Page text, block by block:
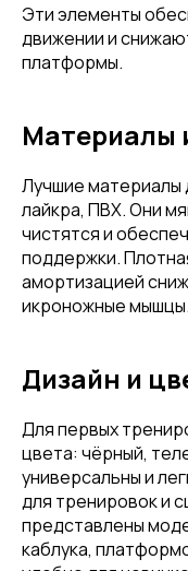
Эти элементы
движении и
платформы.
Материалы
Лучшие материалы
лайкра, ПВХ. Они
чистятся и
поддержки.
амортизацией
икроножные мышцы.
Дизайн и
Для первых
цвета: чёрный,
универсальны и
для тренировок и
представлены
каблука,